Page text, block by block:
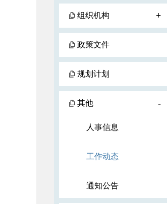
组织机构 +
政策文件
规划计划
其他 -
人事信息
工作动态
通知公告